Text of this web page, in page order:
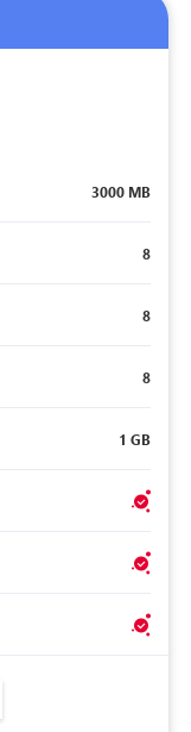
3000 MB
8
8
8
1 GB